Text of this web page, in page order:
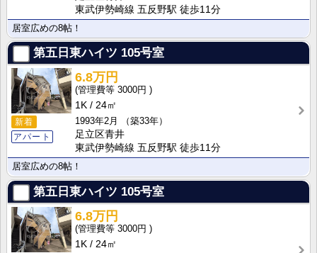
東武伊勢崎線 五反野駅 徒歩11分
居室広めの8帖！
第五日東ハイツ 105号室
新着
アパート
6.8万円
3000円
1K
24㎡
1993年2月
（築33年）
足立区青井
東武伊勢崎線 五反野駅 徒歩11分
居室広めの8帖！
第五日東ハイツ 105号室
6.8万円
3000円
1K
24㎡